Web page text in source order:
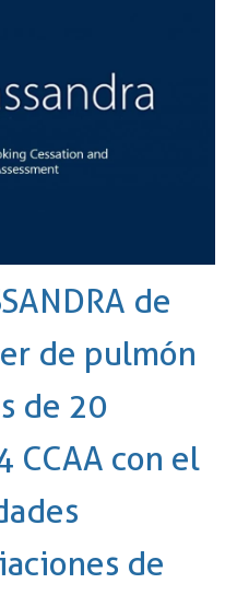
de
de pulmón
de 20
CCAA con el
de